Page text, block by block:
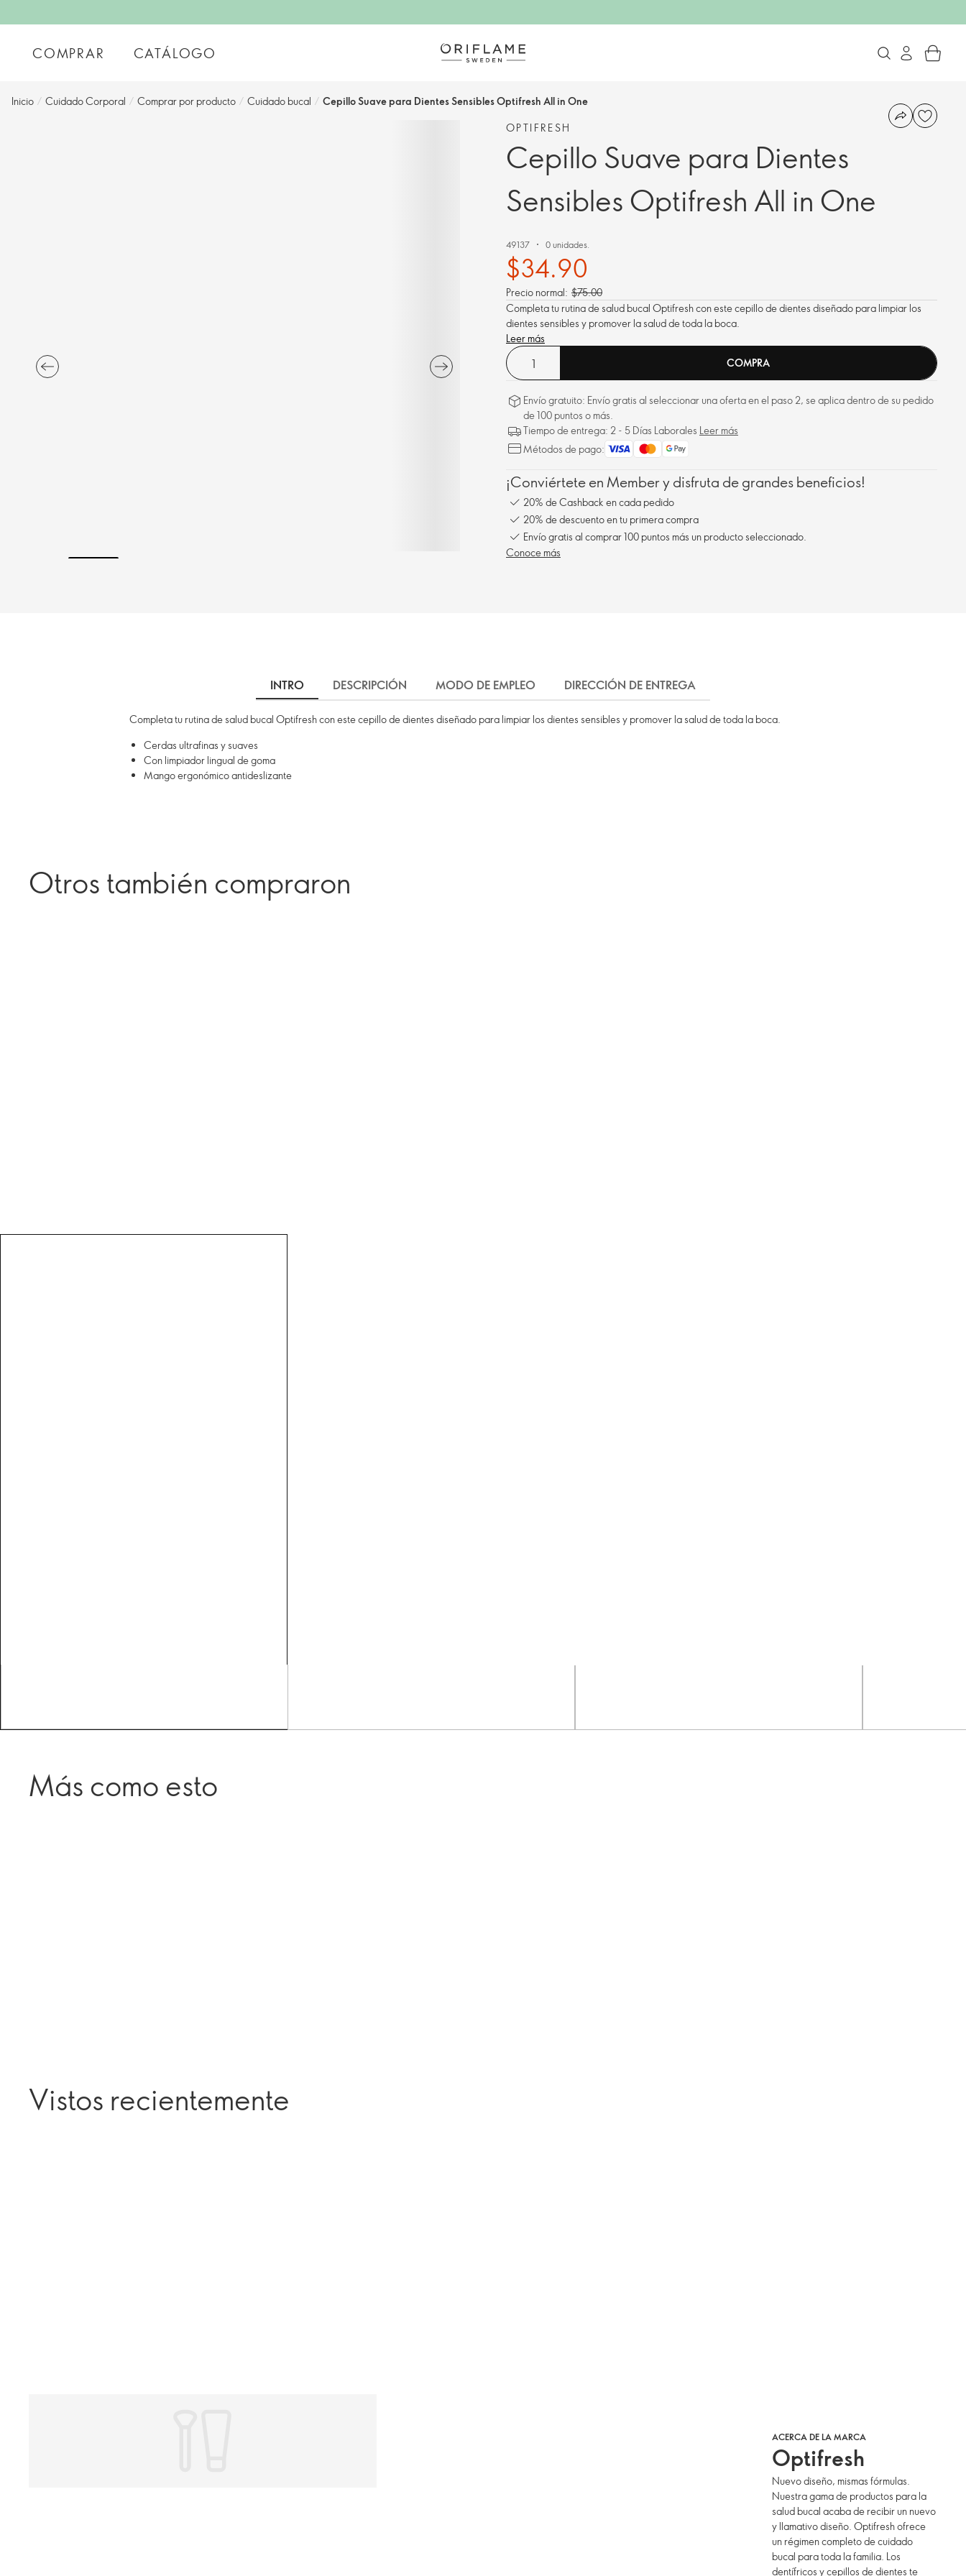
COMPRAR CATÁLOGO
Inicio / Cuidado Corporal / Comprar por producto / Cuidado bucal / Cepillo Suave para Dientes Sensibles Optifresh All in One
OPTIFRESH
Cepillo Suave para Dientes
Sensibles Optifresh All in One
49137 0 unidades.
$34.90
Precio normal: $75.00
Completa tu rutina de salud bucal Optifresh con este cepillo de dientes diseñado para limpiar los
dientes sensibles y promover la salud de toda la boca.
Leer más
COMPRA
Envío gratuito: Envío gratis al seleccionar una oferta en el paso 2, se aplica dentro de su pedido
de 100 puntos o más.
Tiempo de entrega: 2 - 5 Días Laborales Leer más
Métodos de pago:
¡Conviértete en Member y disfruta de grandes beneficios!
20% de Cashback en cada pedido
20% de descuento en tu primera compra
Envío gratis al comprar 100 puntos más un producto seleccionado.
Conoce más
INTRO DESCRIPCIÓN MODO DE EMPLEO DIRECCIÓN DE ENTREGA
Completa tu rutina de salud bucal Optifresh con este cepillo de dientes diseñado para limpiar los dientes sensibles y promover la salud de toda la boca.
Cerdas ultrafinas y suaves
Con limpiador lingual de goma
Mango ergonómico antideslizante
Otros también compraron
Más como esto
Vistos recientemente
ACERCA DE LA MARCA
Optifresh
Nuevo diseño, mismas fórmulas.
Nuestra gama de productos para la
salud bucal acaba de recibir un nuevo
y llamativo diseño. Optifresh ofrece
un régimen completo de cuidado
bucal para toda la familia. Los
dentífricos y cepillos de dientes te